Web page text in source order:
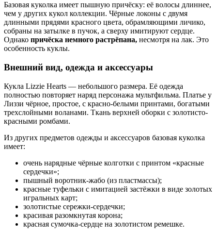
Базовая куколка имеет пышную причёску: её волосы длиннее,
чем у других кукол коллекции. Чёрные локоны с двумя
длинными прядями красного цвета, обрамляющими личико,
собраны на затылке в пучок, а сверху имитируют сердце.
Однако причёска немного растрёпана, несмотря на лак. Это
особенность куклы.
Внешний вид, одежда и аксессуары
Кукла Lizzie Hearts — небольшого размера. Её одежда
полностью повторяет наряд персонажа мультфильма. Платье у
Лиззи чёрное, простое, с красно-белыми принтами, богатыми
трехслойными воланами. Ткань верхней оборки с золотисто-
красными ромбами.
Из других предметов одежды и аксессуаров базовая куколка
имеет:
очень нарядные чёрные колготки с принтом «красные
сердечки»;
пышный воротник-жабо (из пластмассы);
красные туфельки с имитацией застёжки в виде золотых
игральных карт;
золотистые сережки-сердечки;
красивая разомкнутая корона;
красная сумочка-сердце на золотистом ремешке.